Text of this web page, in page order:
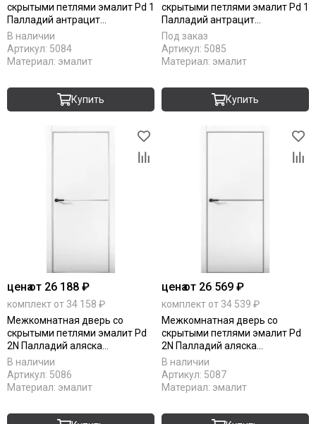
скрытыми петлями эмалит Pd 1
Палладий антрацит
алюминиевая кромка Al глухая
В наличии
Артикул: 5084
Материал: эмалит
Купить
скрытыми петлями эмалит Pd 1
Палладий антрацит
алюминиевая кромка Al Black
Edition глухая
Под заказ
Артикул: 5085
Материал: эмалит
Купить
ценаот 26 188 ₽
комплект от 34 158 ₽
Межкомнатная дверь со
скрытыми петлями эмалит Pd
2N Палладий аляска
алюминиевая кромка Al глухая
В наличии
Артикул: 5086
Материал: эмалит
ценаот 26 569 ₽
комплект от 34 539 ₽
Межкомнатная дверь со
скрытыми петлями эмалит Pd
2N Палладий аляска
алюминиевая кромка Al Black
Edition глухая
В наличии
Артикул: 5087
Материал: эмалит